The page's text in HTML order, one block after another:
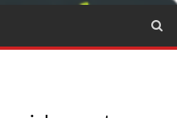
fatal pertencia a Wanderley
da Segurança Pública